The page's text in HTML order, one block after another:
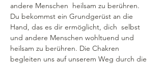
andere Menschen  heilsam zu berühren.
Du bekommst ein Grundgerüst an die
Hand, das es dir ermöglicht, dich  selbst
und andere Menschen wohltuend und
heilsam zu berühren. Die Chakren
begleiten uns auf unserem Weg durch die